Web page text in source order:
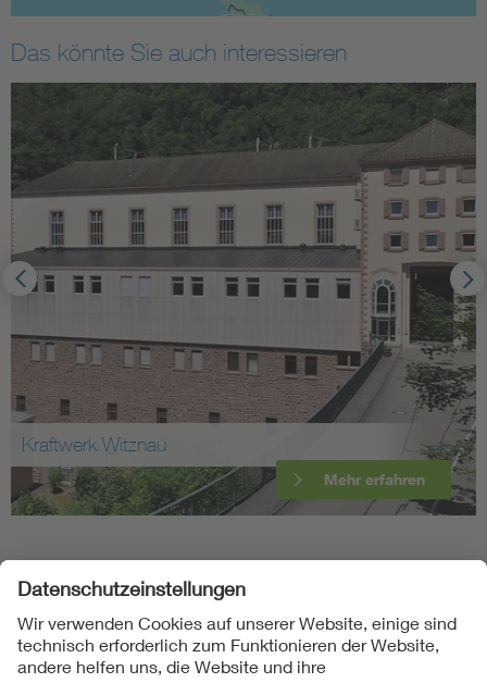
Das könnte Sie auch interessieren
Kraftwerk Witznau
Mehr erfahren
Folgen Sie uns